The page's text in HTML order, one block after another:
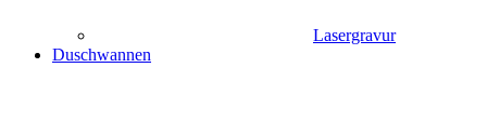
Lasergravur
Duschwannen